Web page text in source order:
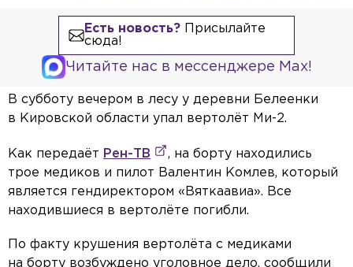
Есть новость?Присылайте
сюда!
Читайте нас в мессенджере Max!
В субботу вечером в лесу у деревни Белеенки
в Кировской области упал вертолёт Ми-2.
Как передаёт Рен-ТВ
, на борту находились
трое медиков и пилот Валентин Комлев, который
является гендиректором «Вяткаавиа». Все
находившиеся в вертолёте погибли.
По факту крушения вертолёта с медиками
на борту возбуждено уголовное дело, сообщили